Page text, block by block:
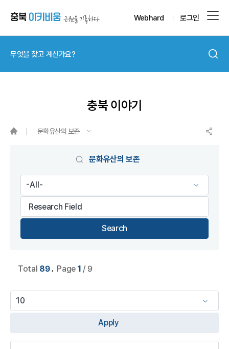
Webhard 로그인
충북 이야기
문화유산의 보존
문화유산의 보존
Total 89 Page 1 / 9
Apply